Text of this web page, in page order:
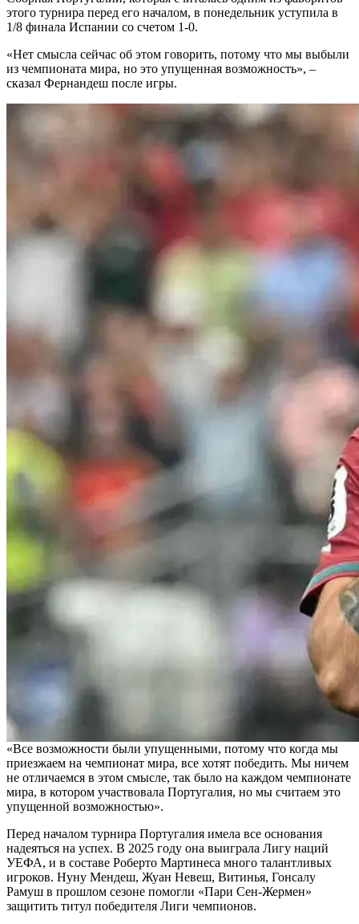
этого турнира перед его началом, в понедельник уступила в
1/8 финала Испании со счетом 1-0.
«Нет смысла сейчас об этом говорить, потому что мы выбыли
из чемпионата мира, но это упущенная возможность», –
сказал Фернандеш после игры.
«Все возможности были упущенными, потому что когда мы
приезжаем на чемпионат мира, все хотят победить. Мы ничем
не отличаемся в этом смысле, так было на каждом чемпионате
мира, в котором участвовала Португалия, но мы считаем это
упущенной возможностью».
Перед началом турнира Португалия имела все основания
надеяться на успех. В 2025 году она выиграла Лигу наций
УЕФА, и в составе Роберто Мартинеса много талантливых
игроков. Нуну Мендеш, Жуан Невеш, Витинья, Гонсалу
Рамуш в прошлом сезоне помогли «Пари Сен-Жермен»
защитить титул победителя Лиги чемпионов.